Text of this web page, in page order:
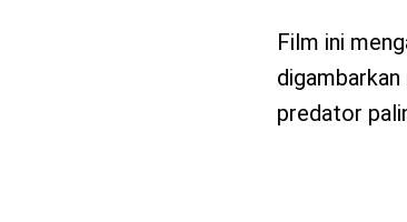
Film ini
predator